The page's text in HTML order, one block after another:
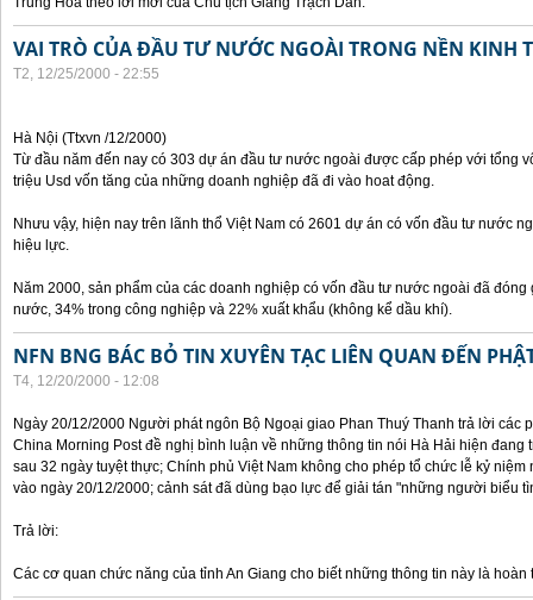
VAI TRÒ CỦA ĐẦU TƯ NƯỚC NGOÀI TRONG NỀN KINH
T2, 12/25/2000 - 22:55
Hà Nội (Ttxvn /12/2000)
Từ đầu năm đến nay có 303 dự án đầu tư nước ngoài được cấp phép với tổng
triệu Usd vốn tăng của những doanh nghiệp đã đi vào hoat động.
Nhưu vậy, hiện nay trên lãnh thổ Việt Nam có 2601 dự án có vốn đầu tư nước
hiệu lực.
Năm 2000, sản phẩm của các doanh nghiệp có vốn đầu tư nước ngoài đã
nước, 34% trong công nghiệp và 22% xuất khẩu (không kể dầu khí).
NFN BNG BÁC BỎ TIN XUYÊN TẠC LIÊN QUAN ĐẾN
T4, 12/20/2000 - 12:08
Ngày 20/12/2000 Người phát ngôn Bộ Ngoại giao Phan Thuý Thanh trả lời các
China Morning Post đề nghị bình luận về những thông tin nói Hà Hải hiện đang
sau 32 ngày tuyệt thực; Chính phủ Việt Nam không cho phép tổ chức lễ kỷ
vào ngày 20/12/2000; cảnh sát đã dùng bạo lực để giải tán "những người biểu
Trả lời:
Các cơ quan chức năng của tỉnh An Giang cho biết những thông tin này là hoàn